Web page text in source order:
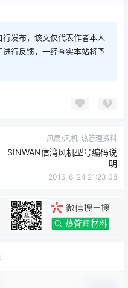
发布，该文仅代表作者本人
行反馈，一经查实本站将予
风扇/风机 热管理资料
SINWAN信湾风机型号编码说
明
2016-6-24 21:23:08